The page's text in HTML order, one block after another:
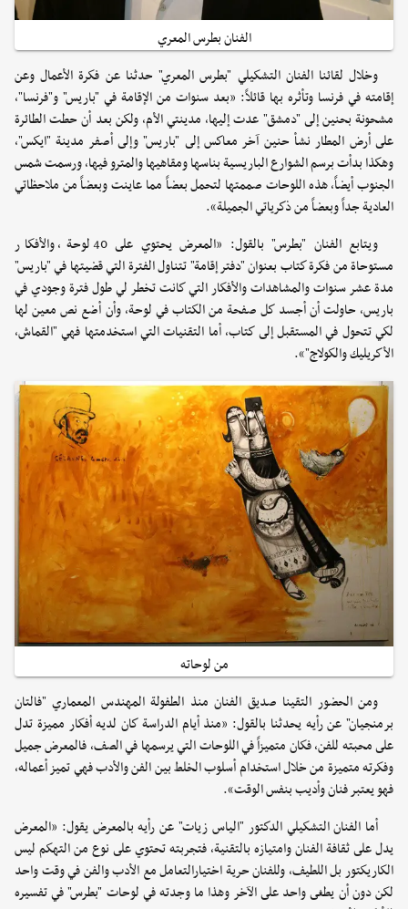
الفنان بطرس المعري
وخلال لقائنا الفنان التشكيلي "بطرس المعري" حدثنا عن فكرة الأعمال وعن
إقامته في فرنسا وتأثره بها قائلاً: «بعد سنوات من الإقامة في "باريس" و"فرنسا"،
مشحونة بحنين إلى "دمشق" عدت إليها، مدينتي الأم، ولكن بعد أن حطت الطائرة
على أرض المطار نشأ حنين آخر معاكس إلى "باريس" وإلى أصفر مدينة "ايكس"،
وهكذا بدأت برسم الشوارع الباريسية بناسها ومقاهيها والمترو فيها، ورسمت شمس
الجنوب أيضاً، هذه اللوحات صممتها لتحمل بعضاً مما عاينت وبعضاً من ملاحظاتي
العادية جداً وبعضاً من ذكرياتي الجميلة».
ويتابع الفنان "بطرس" بالقول: «المعرض يحتوي على 40 لوحة، والأفكار
مستوحاة من فكرة كتاب بعنوان "دفتر إقامة" تتناول الفترة التي قضيتها في "باريس"
مدة عشر سنوات والمشاهدات والأفكار التي كانت تخطر لي طول فترة وجودي في
باريس، حاولت أن أجسد كل صفحة من الكتاب في لوحة، وأن أضع نص معين لها
لكي تتحول في المستقبل إلى كتاب، أما التقنيات التي استخدمتها فهي "القماش،
الأكريليك والكولاج"».
من لوحاته
ومن الحضور التقينا صديق الفنان منذ الطفولة المهندس المعماري "فالتان
برمنجيان" عن رأيه يحدثنا بالقول: «منذ أيام الدراسة كان لديه أفكار مميزة تدل
على محبته للفن، فكان متميزاً في اللوحات التي يرسمها في الصف، فالمعرض جميل
وفكرته متميزة من خلال استخدام أسلوب الخلط بين الفن والأدب فهي تميز أعماله،
فهو يعتبر فنان وأديب بنفس الوقت».
أما الفنان التشكيلي الدكتور "الياس زيات" عن رأيه بالمعرض يقول: «المعرض
يدل على ثقافة الفنان وامتيازه بالتقنية، فتجربته تحتوي على نوع من التهكم ليس
الكاريكتور بل اللطيف، وللفنان حرية اختيارالتعامل مع الأدب والفن في وقت واحد
لكن دون أن يطغى واحد على الآخر وهذا ما وجدته في لوحات "بطرس" في تفسيره